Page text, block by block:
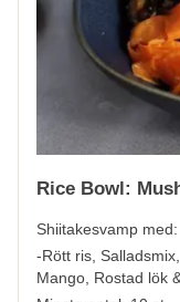
Rice Bowl:
Shiitakesvamp med:
-Rött ris,
Mango, Rostad lök